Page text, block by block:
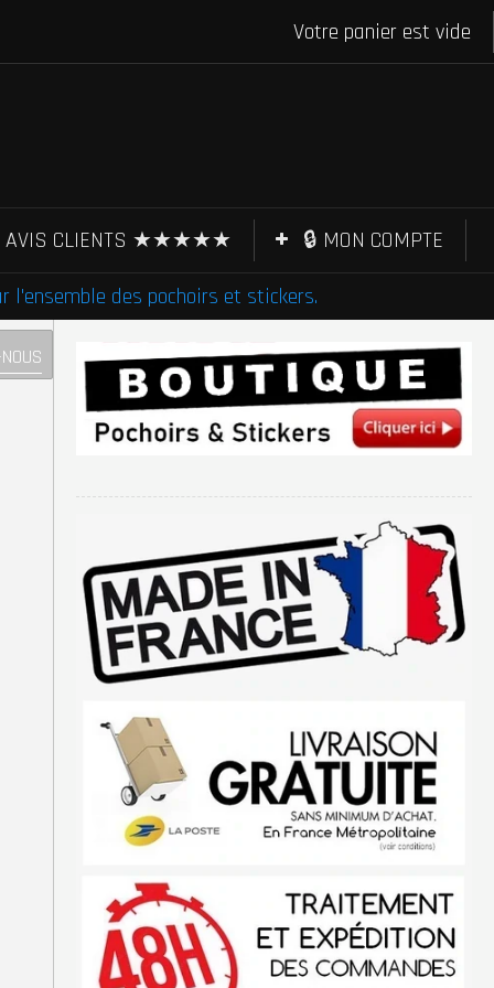
Votre panier est vide
AVIS CLIENTS ★★★★★
🔒 MON COMPTE
l'ensemble des pochoirs et stickers.